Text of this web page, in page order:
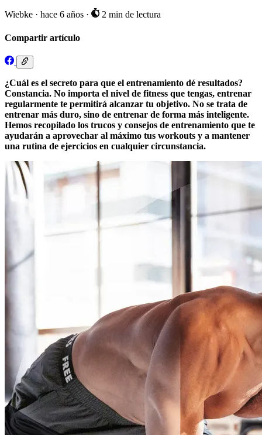
Wiebke · hace 6 años · 2 min de lectura
Compartir artículo
¿Cuál es el secreto para que el entrenamiento dé resultados?
Constancia. No importa el nivel de fitness que tengas, entrenar
regularmente te permitirá alcanzar tu objetivo. No se trata de
entrenar más duro, sino de entrenar de forma más inteligente.
Hemos recopilado los trucos y consejos de entrenamiento que te
ayudarán a aprovechar al máximo tus workouts y a mantener
una rutina de ejercicios en cualquier circunstancia.